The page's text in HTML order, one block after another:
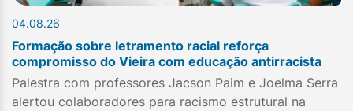
04.08.26
Formação sobre letramento racial reforça
compromisso do Vieira com educação antirracista
Palestra com professores Jacson Paim e Joelma Serra
alertou colaboradores para racismo estrutural na